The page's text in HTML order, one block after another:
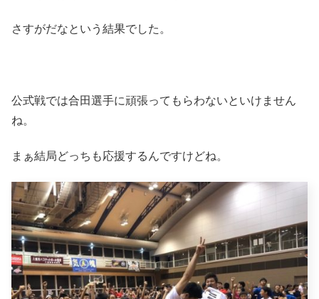
さすがだなという結果でした。
公式戦では合田選手に頑張ってもらわないといけません
ね。
まぁ結局どっちも応援するんですけどね。